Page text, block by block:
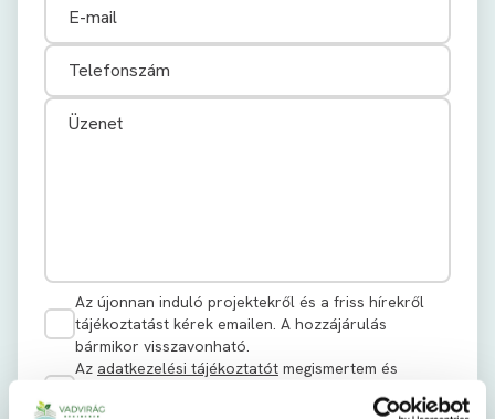
Az újonnan induló projektekről és a friss hírekről
tájékoztatást kérek emailen. A hozzájárulás
bármikor visszavonható.
Az adatkezelési tájékoztatót megismertem és
célokból történő adatkezeléshez.